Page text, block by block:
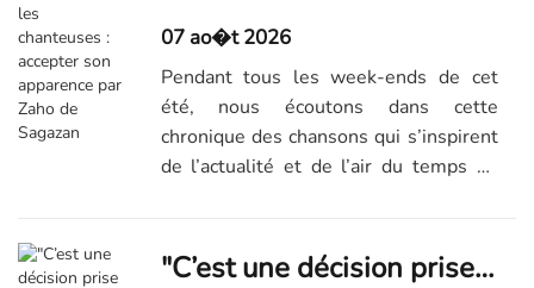
07 ao�t 2026
Pendant tous les week-ends de cet
été, nous écoutons dans cette
chronique des chansons qui s’inspirent
de l’actualité et de l’air du temps de
Sagazan.
"C’est une décision prise de manière réfléchie et en toute autonomie", assure Ariana Grande après l'annonce de son retrait de la vie publique